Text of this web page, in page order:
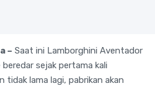
– Saat ini Lamborghini Aventador
sejak pertama kali
tidak lama lagi, pabrikan akan